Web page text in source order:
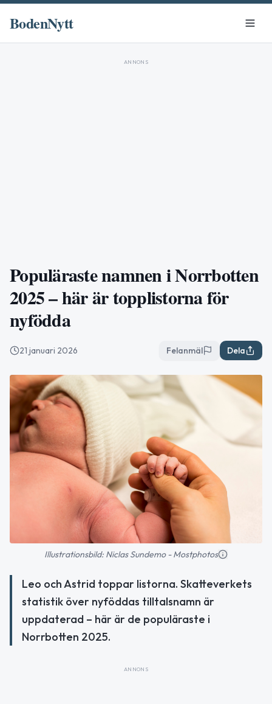
BodenNytt
ANNONS
Populäraste namnen i Norrbotten
2025 – här är topplistorna för
nyfödda
21 januari 2026 Felanmäl Dela
Illustrationsbild: Niclas Sundemo - Mostphotos
Leo och Astrid toppar listorna. Skatteverkets
statistik över nyföddas tilltalsnamn är
uppdaterad – här är de populäraste i
Norrbotten 2025.
ANNONS